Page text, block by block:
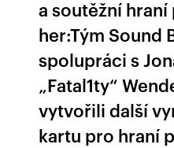
a soutěžní
her:Tým Sound
spolupráci s
„Fatal1ty“
vytvořili další
kartu pro hraní